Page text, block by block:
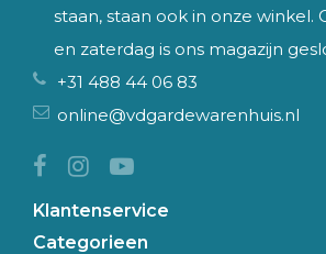
staan, staan ook in onze winkel.
en zaterdag is ons magazijn
+31 488 44 06 83
online@vdgardewarenhuis.nl
Klantenservice
Categorieen